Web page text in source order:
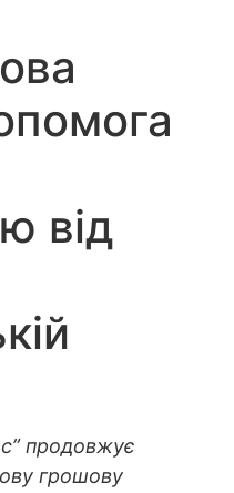
від
продовжує
грошову